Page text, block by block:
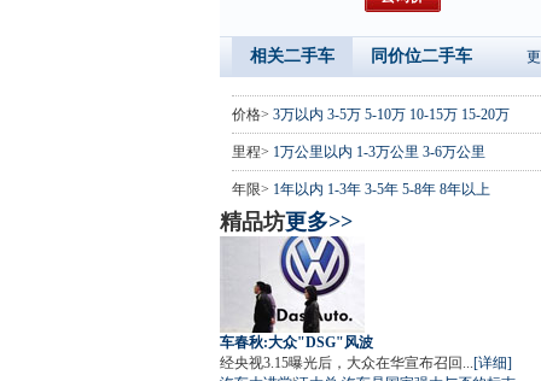
相关二手车 同价位二手车
价格> 3万以内 3-5万 5-10万 10-15万 15-20万
里程> 1万公里以内 1-3万公里 3-6万公里
年限> 1年以内 1-3年 3-5年 5-8年 8年以上
精品坊更多>>
车春秋:大众"DSG"风波
经央视3.15曝光后，大众在华宣布召回... [详细]